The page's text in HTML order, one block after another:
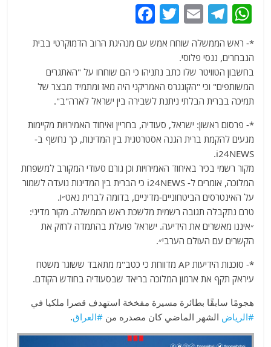
W
at
s
A
p
p
T
el
e
g
ra
m
E
ai
l
T
itt
er
c
e
b
o
o
k
*- ראש הממשלה שוחח אמש עם מנהיגת הרוב הדמוקרטי בבית
הנבחרים, ננסי פלוסי.
בחשבון הטוויטר שלו כתב נתניהו כי הם שוחחו על "האתגרים
המשותפים" וכי "הקונגרס האמריקני היה מאז ומתמיד מבצר של
תמיכה בברית הבלתי ניתנת לשבירה בין ישראל לארה"ב".
*- פרסום ראשון: ישראל, סעודיה, בחריין ואיחוד האמירויות מקיימות
מגעים להקמת ברית הגנה אסטרטגית בין המדינות, כך נחשף ב-
i24NEWS.
מקור רשמי בכיר באיחוד האמירויות וכן גורם סעודי המקורב למשפחת
המלוכה, אומרים ל- i24NEWS כי הברית בין המדינות נועדה לשמור
על האינטרסים הביטחוניים-מדיניים, בדומה לברית נאט״ו.
טרם נתקבלה תגובה רשמית מלשכת ראש הממשלה. מקור מדיני:
״איננו מאשרים את הידיעה. ישראל פועלת בהתמדה לחזק את
הקשרים עם העולם הערבי״.
*- סוכנות הידיעות AP מדווחת כי כטב"מ מתאבד ששוגר משטח
עיראק תקף את ארמון המלוכה בריאד שבסעודיה בחודש הקודם.
هجومًا سابقًا بطائرة مسيرة مفخخة استهدف قصرا ملكيا في
#الرياض الشهر الماضي كان مصدره من#العراق.